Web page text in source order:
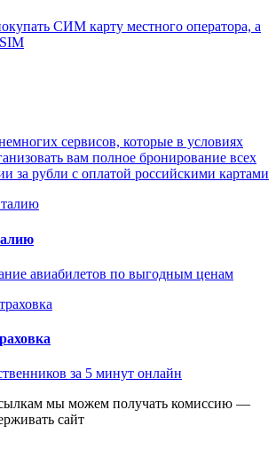
СИМ карту местного оператора, а
сервисов, которые в условиях
вам полное бронирование всех
за рубли с оплатой российскими картами
авиабилетов по выгодным ценам
за 5 минут онлайн
мы можем получать комиссию —
сайт